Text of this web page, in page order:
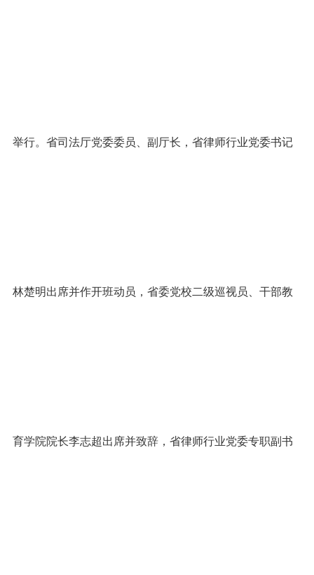
举行。省司法厅党委委员、副厅长，省律师行业党委书记
林楚明出席并作开班动员，省委党校二级巡视员、干部教
育学院院长李志超出席并致辞，省律师行业党委专职副书